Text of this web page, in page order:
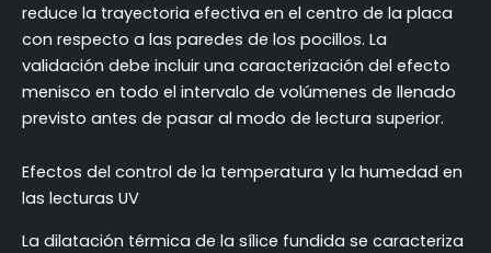
reduce la trayectoria efectiva en el centro de la placa
con respecto a las paredes de los pocillos. La
validación debe incluir una caracterización del efecto
menisco en todo el intervalo de volúmenes de llenado
previsto antes de pasar al modo de lectura superior.
Efectos del control de la temperatura y la humedad en
las lecturas UV
La dilatación térmica de la sílice fundida se caracteriza